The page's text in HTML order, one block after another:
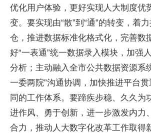
优化用户体验，更好实现人大制度优
变。要实现由“散”到“通”的转变，着
仓，推进数据标准化格式化，完善数
好“一表通”统一数据录入模块，加强
分析；主动融入全市公共数据资源系
一委两院”沟通协调，加快推进平台
同的工作体系。要蹄疾步稳、久久为
进作风、勇于创新，进一步激发内力
合力，推动人大数字化改革工作取得